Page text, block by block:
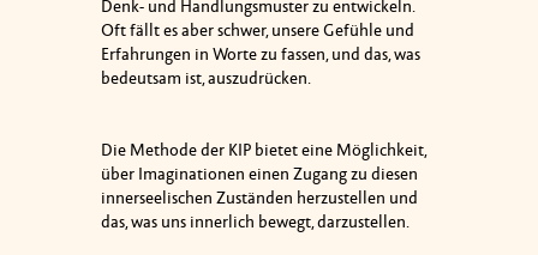
Denk- und Handlungsmuster zu entwickeln.
Oft fällt es aber schwer, unsere Gefühle und
Erfahrungen in Worte zu fassen, und das, was
bedeutsam ist, auszudrücken.
Die Methode der KIP bietet eine Möglichkeit,
über Imaginationen einen Zugang zu diesen
innerseelischen Zuständen herzustellen und
das, was uns innerlich bewegt, darzustellen.